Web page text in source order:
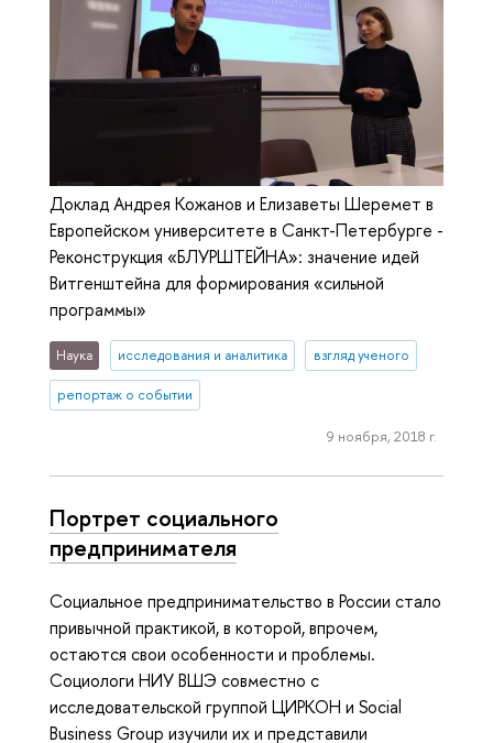
Доклад Андрея Кожанов и Елизаветы Шеремет в
Европейском университете в Санкт-Петербурге -
Реконструкция «БЛУРШТЕЙНА»: значение идей
Витгенштейна для формирования «сильной
программы»
Наука исследования и аналитика взгляд ученого
репортаж о событии
9 ноября, 2018 г.
Портрет социального
предпринимателя
Социальное предпринимательство в России стало
привычной практикой, в которой, впрочем,
остаются свои особенности и проблемы.
Социологи НИУ ВШЭ совместно с
исследовательской группой ЦИРКОН и Social
Business Group изучили их и представили